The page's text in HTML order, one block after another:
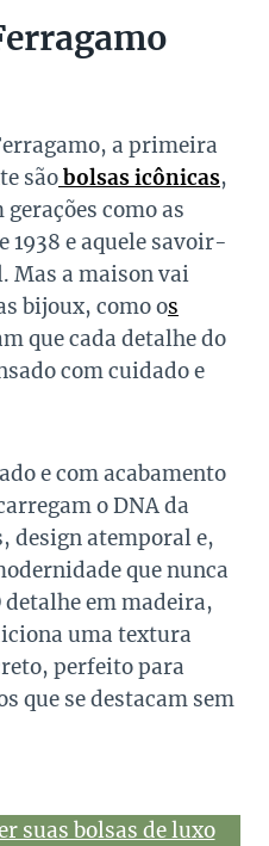
a primeira
sãobolsas icônicas,
como as
1938 e aquele savoir-
Mas a maison vai
bijoux, como os
que cada detalhe do
com cuidado e
e com acabamento
o DNA da
design atemporal e,
que nunca
detalhe em madeira,
uma textura
perfeito para
que se destacam sem
suas bolsas de luxo